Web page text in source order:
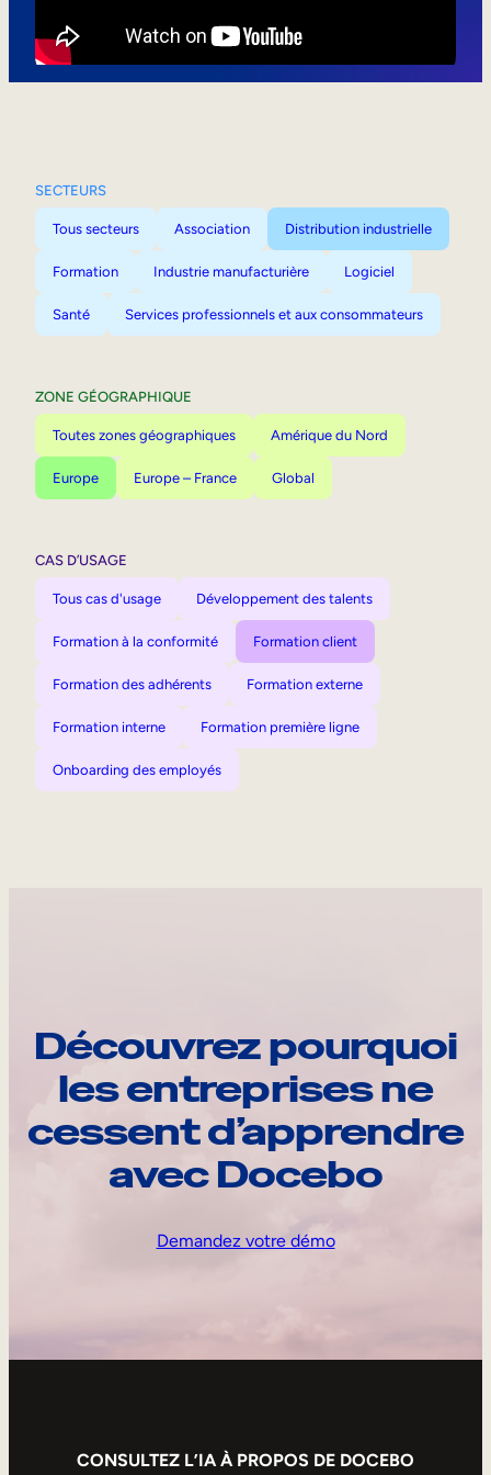
SECTEURS
Tous secteurs Association Distribution industrielle
Formation Industrie manufacturière Logiciel
Santé Services professionnels et aux consommateurs
ZONE GÉOGRAPHIQUE
Toutes zones géographiques Amérique du Nord
Europe Europe – France Global
CAS D’USAGE
Tous cas d'usage Développement des talents
Formation à la conformité Formation client
Formation des adhérents Formation externe
Formation interne Formation première ligne
Onboarding des employés
Découvrez pourquoi
les entreprises ne
cessent d’apprendre
avec Docebo
Demandez votre démo
CONSULTEZ L’IA À PROPOS DE DOCEBO